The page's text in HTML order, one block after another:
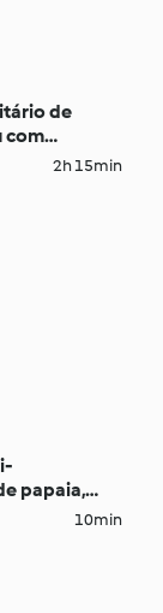
de
com
2h 15min
papaia,
e chia10min